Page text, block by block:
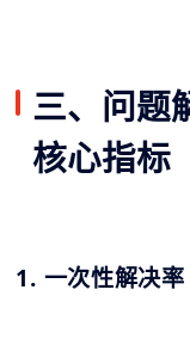
三、问题
核心指标
1. 一次性解决率